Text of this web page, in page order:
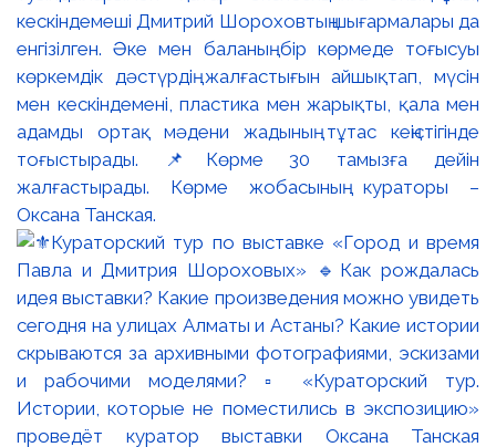
кескіндемеші Дмитрий Шороховтың шығармалары да
енгізілген. Әке мен баланың бір көрмеде тоғысуы
көркемдік дәстүрдің жалғастығын айшықтап, мүсін
мен кескіндемені, пластика мен жарықты, қала мен
адамды ортақ мәдени жадының тұтас кеңістігінде
тоғыстырады. 📌Көрме 30 тамызға дейін
жалғастырады. Көрме жобасының кураторы –
Оксана Танская.